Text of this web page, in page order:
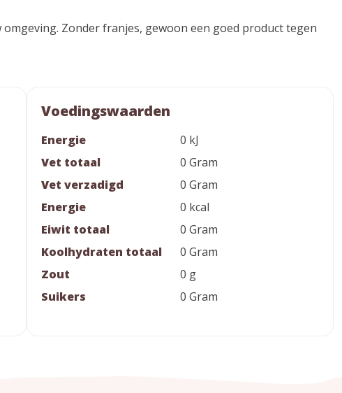
Zonder franjes, gewoon een goed product tegen
Voedingswaarden
Energie
0 kJ
Vet totaal
0 Gram
Vet verzadigd
0 Gram
Energie
0 kcal
Eiwit totaal
0 Gram
Koolhydraten totaal
0 Gram
Zout
0 g
Suikers
0 Gram